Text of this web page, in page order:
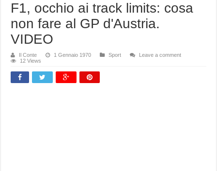
F1, occhio ai track limits: cosa
non fare al GP d'Austria.
VIDEO
Il Conte 1 Gennaio 1970 Sport
Leave a comment
12 Views